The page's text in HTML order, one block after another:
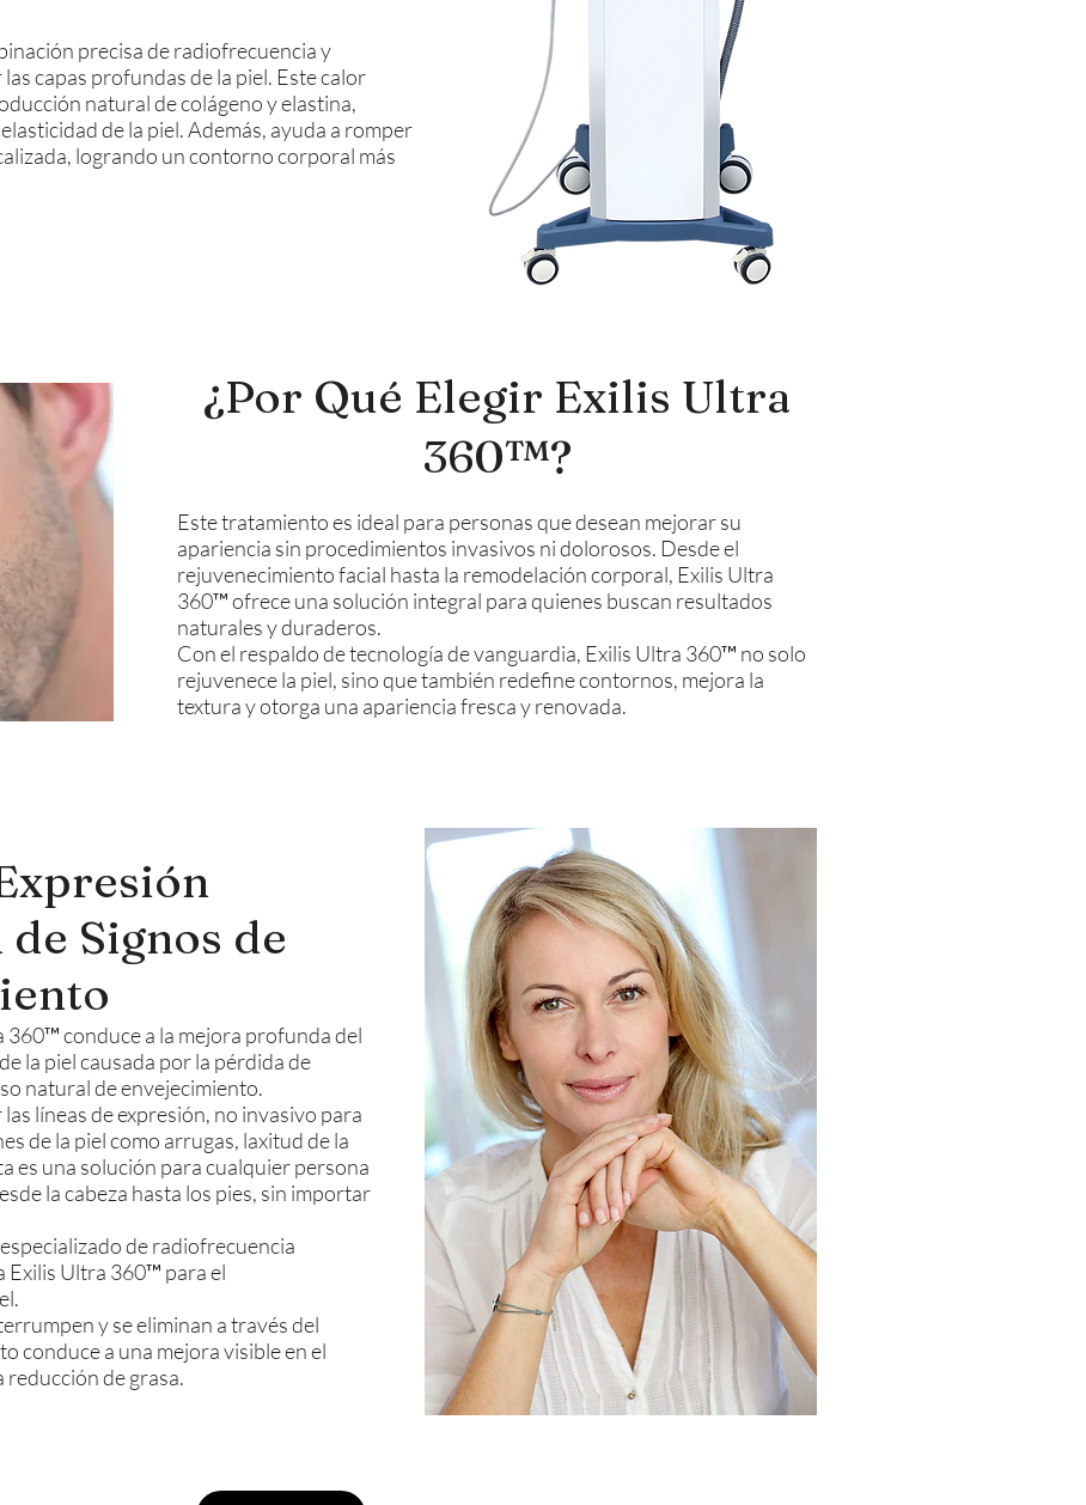
precisa de radiofrecuencia y
capas profundas de la piel. Este calor
natural de colágeno y elastina,
de la piel. Además, ayuda a romper
logrando un contorno corporal más
¿Por Qué Elegir Exilis Ultra
360™?
Este tratamiento es ideal para personas que desean mejorar su
apariencia sin procedimientos invasivos ni dolorosos. Desde el
rejuvenecimiento facial hasta la remodelación corporal, Exilis Ultra
360™ ofrece una solución integral para quienes buscan resultados
naturales y duraderos.
Con el respaldo de tecnología de vanguardia, Exilis Ultra 360™ no solo
rejuvenece la piel, sino que también redefine contornos, mejora la
textura y otorga una apariencia fresca y renovada.
Signos de
conduce a la mejora profunda del
la piel causada por la pérdida de
natural de envejecimiento.
líneas de expresión, no invasivo para
de la piel como arrugas, laxitud de la
es una solución para cualquier persona
la cabeza hasta los pies, sin importar
de radiofrecuencia
Ultra 360™ para el
y se eliminan a través del
conduce a una mejora visible en el
reducción de grasa.